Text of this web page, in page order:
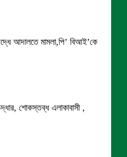
আদালতে মামলা,পি’ বিআই’কে
শোকস্তব্ধ এলাকাবাসী ,